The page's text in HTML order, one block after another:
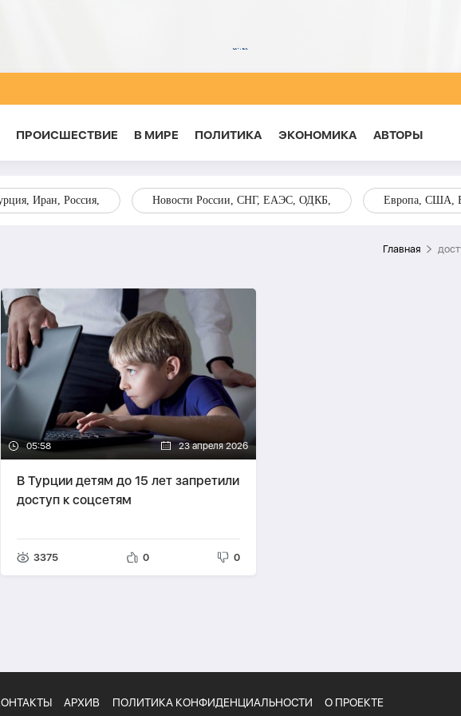
ПРОИСШЕСТВИЕ В МИРЕ ПОЛИТИКА ЭКОНОМИКА AВТОРЫ
Иран, Россия, Новости России, СНГ, ЕАЭС, ОДКБ, Европа, США,
Главная
05:58 23 апреля 2026
В Турции детям до 15 лет запретили
доступ к соцсетям
3375 0 0
АРХИВ ПОЛИТИКА КОНФИДЕНЦИАЛЬНОСТИ О ПРОЕКТЕ